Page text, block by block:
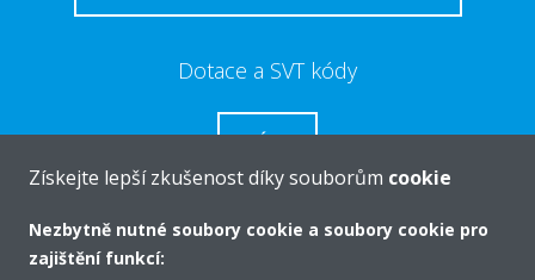
Dotace a SVT kódy
VÍCE
Získejte lepší zkušenost díky souborům cookie
Nezbytně nutné soubory cookie a soubory cookie pro
zajištění funkcí: